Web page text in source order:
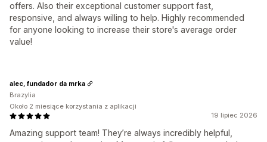
offers. Also their exceptional customer support fast,
responsive, and always willing to help. Highly recommended
for anyone looking to increase their store's average order
value!
19 lipiec 2026
Amazing support team! They’re always incredibly helpful,
alec, fundador da mrka
Brazylia
Około 2 miesiące korzystania z aplikacji